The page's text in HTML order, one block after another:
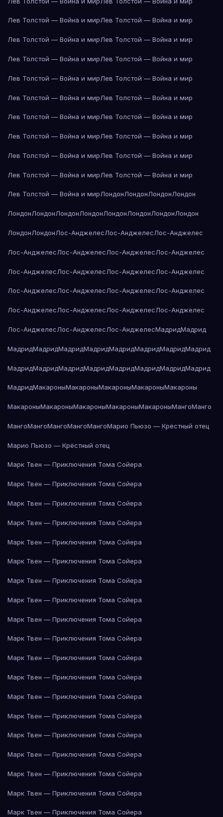
Лев Толстой — Война и мирЛев Толстой — Война и мир
Лев Толстой — Война и мирЛев Толстой — Война и мир
Лев Толстой — Война и мирЛев Толстой — Война и мир
Лев Толстой — Война и мирЛев Толстой — Война и мир
Лев Толстой — Война и мирЛев Толстой — Война и мир
Лев Толстой — Война и мирЛев Толстой — Война и мир
Лев Толстой — Война и мирЛев Толстой — Война и мир
Лев Толстой — Война и мирЛев Толстой — Война и мир
Лев Толстой — Война и мирЛев Толстой — Война и мир
Лев Толстой — Война и мирЛондонЛондонЛондонЛондон
ЛондонЛондонЛондонЛондонЛондонЛондонЛондонЛондон
ЛондонЛондонЛос-АнджелесЛос-АнджелесЛос-Анджелес
Лос-АнджелесЛос-АнджелесЛос-АнджелесЛос-Анджелес
Лос-АнджелесЛос-АнджелесЛос-АнджелесЛос-Анджелес
Лос-АнджелесЛос-АнджелесЛос-АнджелесЛос-Анджелес
Лос-АнджелесЛос-АнджелесЛос-АнджелесЛос-Анджелес
Лос-АнджелесЛос-АнджелесЛос-АнджелесМадридМадрид
МадридМадридМадридМадридМадридМадридМадридМадрид
МадридМадридМадридМадридМадридМадридМадридМадрид
МадридМакароныМакароныМакароныМакароныМакароны
МакароныМакароныМакароныМакароныМакароныМангоМанго
МангоМангоМангоМангоМангоМарио Пьюзо — Крёстный отец
Марио Пьюзо — Крёстный отец
Марк Твен — Приключения Тома Сойера
Марк Твен — Приключения Тома Сойера
Марк Твен — Приключения Тома Сойера
Марк Твен — Приключения Тома Сойера
Марк Твен — Приключения Тома Сойера
Марк Твен — Приключения Тома Сойера
Марк Твен — Приключения Тома Сойера
Марк Твен — Приключения Тома Сойера
Марк Твен — Приключения Тома Сойера
Марк Твен — Приключения Тома Сойера
Марк Твен — Приключения Тома Сойера
Марк Твен — Приключения Тома Сойера
Марк Твен — Приключения Тома Сойера
Марк Твен — Приключения Тома Сойера
Марк Твен — Приключения Тома Сойера
Марк Твен — Приключения Тома Сойера
Марк Твен — Приключения Тома Сойера
Марк Твен — Приключения Тома Сойера
Марк Твен — Приключения Тома Сойера